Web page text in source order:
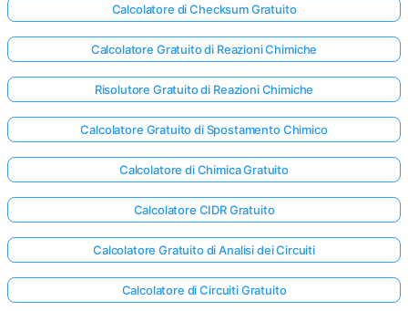
Calcolatore di Checksum Gratuito
Calcolatore Gratuito di Reazioni Chimiche
Risolutore Gratuito di Reazioni Chimiche
Calcolatore Gratuito di Spostamento Chimico
Calcolatore di Chimica Gratuito
Calcolatore CIDR Gratuito
Calcolatore Gratuito di Analisi dei Circuiti
Calcolatore di Circuiti Gratuito